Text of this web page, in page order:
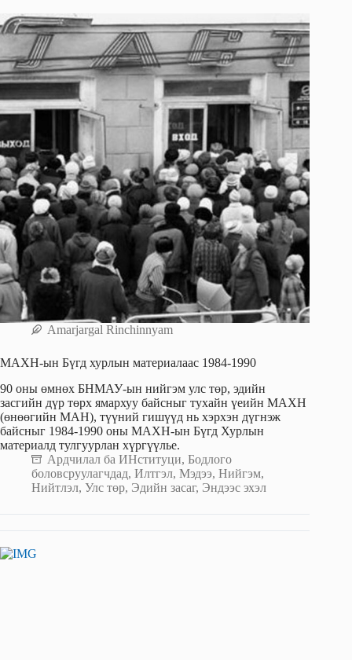
Amarjargal Rinchinnyam
МАХН-ын Бүгд хурлын материалаас 1984-1990
90 оны өмнөх БНМАУ-ын нийгэм улс төр, эдийн
засгийн дүр төрх ямархуу байсныг тухайн үеийн МАХН
(өнөөгийн МАН), түүний гишүүд нь хэрхэн дүгнэж
байсныг 1984-1990 оны МАХН-ын Бүгд Хурлын
материалд тулгуурлан хүргүүлье.
Ардчилал ба ИНституци, Бодлого
боловсруулагчдад, Илтгэл, Мэдээ, Нийгэм,
Нийтлэл, Улс төр, Эдийн засаг, Эндээс эхэл